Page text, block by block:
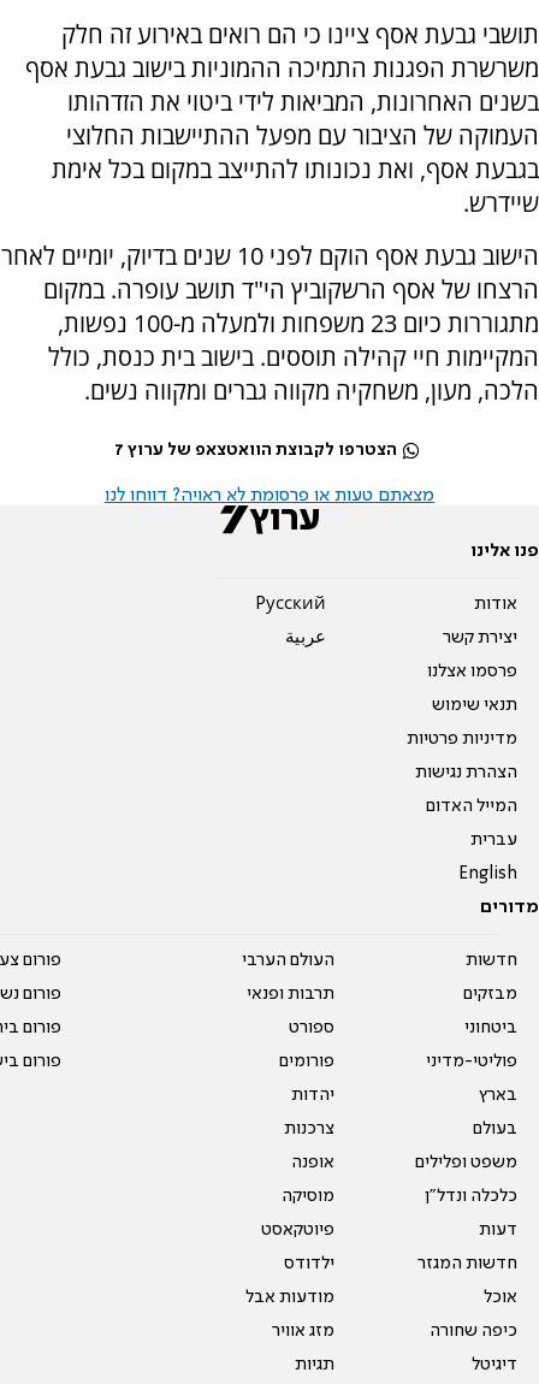
תושבי גבעת אסף ציינו כי הם רואים באירוע זה חלק
משרשרת הפגנות התמיכה ההמוניות בישוב גבעת אסף
בשנים האחרונות, המביאות לידי ביטוי את הזדהותו
העמוקה של הציבור עם מפעל ההתיישבות החלוצי
בגבעת אסף, ואת נכונותו להתייצב במקום בכל אימת
שיידרש.
הישוב גבעת אסף הוקם לפני 10 שנים בדיוק, יומיים לאחר
הרצחו של אסף הרשקוביץ הי"ד תושב עופרה. במקום
מתגוררות כיום 23 משפחות ולמעלה מ-100 נפשות,
המקיימות חיי קהילה תוססים. בישוב בית כנסת, כולל
הלכה, מעון, משחקיה מקווה גברים ומקווה נשים.
הצטרפו לקבוצת הוואטצאפ של ערוץ 7
מצאתם טעות או פרסומת לא ראויה? דווחו לנו
פנו אלינו
אודות
יצירת קשר
פרסמו אצלנו
תנאי שימוש
מדיניות פרטיות
הצהרת נגישות
המייל האדום
עברית
English
Pусский
عربية
מדורים
חדשות
מבזקים
ביטחוני
פוליטי-מדיני
בארץ
בעולם
משפט ופלילים
כלכלה ונדל"ן
דעות
חדשות המגזר
אוכל
כיפה שחורה
דיגיטל
העולם הערבי
תרבות ופנאי
ספורט
פורומים
יהדות
צרכנות
אופנה
מוסיקה
פיוטקאסט
ילדודס
מודעות אבל
מזג אוויר
תגיות
פורום
פורום
פורום
פורום